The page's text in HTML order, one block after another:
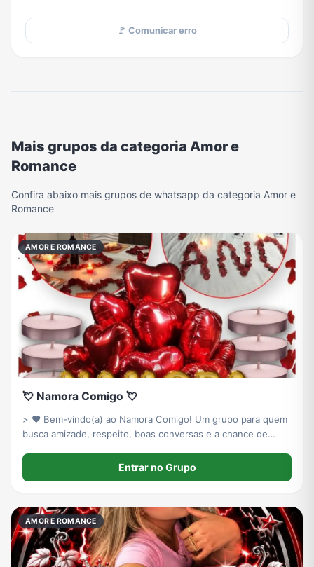
🚩 Comunicar erro
Mais grupos da categoria Amor e
Romance
Confira abaixo mais grupos de whatsapp da categoria Amor e
Romance
AMOR E ROMANCE
💘 Namora Comigo 💘
> ❤️ Bem-vindo(a) ao Namora Comigo! Um grupo para quem
busca amizade, respeito, boas conversas e a chance de
impróprios e desrespeito. Divirta-se e faça novas conexões!
💕
Entrar no Grupo
AMOR E ROMANCE